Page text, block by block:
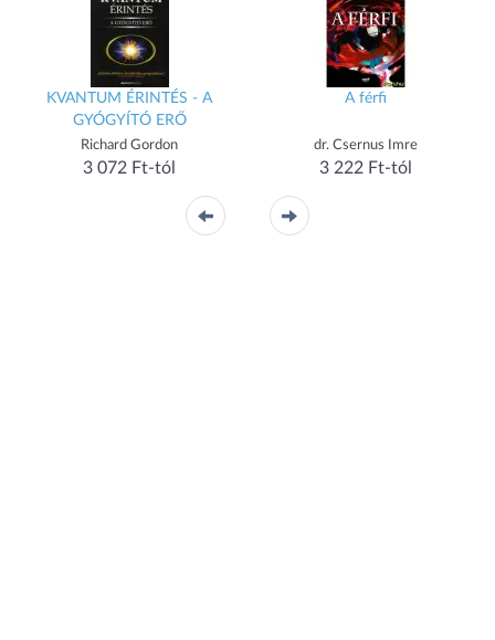
KVANTUM ÉRINTÉS - A
GYÓGYÍTÓ ERŐ
Richard Gordon
3 072 Ft-tól
A férfi
dr. Csernus Imre
3 222 Ft-tól